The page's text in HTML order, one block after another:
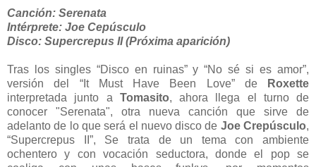
Canción: Serenata
Intérprete: Joe Cepúsculo
Disco: Supercrepus II (Próxima aparición)
Tras los singles “Disco en ruinas” y “No sé si es amor”,
versión del “It Must Have Been Love” de
Roxette
interpretada junto a Tomasito, ahora llega el turno de
conocer "Serenata", otra nueva canción que sirve de
adelanto de lo que será el nuevo disco de Joe Crepúsculo,
“Supercrepus II”, Se trata de un tema con ambiente
ochentero y con vocación seductora, donde el pop se